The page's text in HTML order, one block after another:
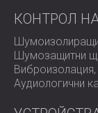
Акустична
помпено
три
Монтаж на
материали
Подмяна
КОНТРОЛ
Шумозащитни
Аудиологични